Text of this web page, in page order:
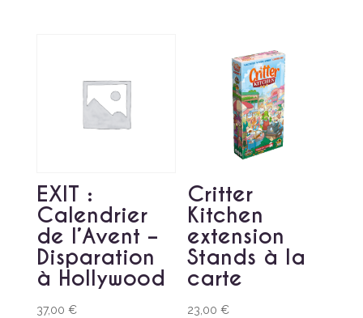
EXIT :
Calendrier
de l’Avent –
Disparation
à Hollywood
37,00 €
Critter
Kitchen
extension
Stands à la
carte
23,00€